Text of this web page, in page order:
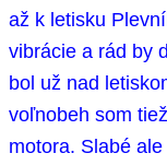
až k letisku
vibrácie a rád by
bol už nad
voľnobeh som
motora. Slabé